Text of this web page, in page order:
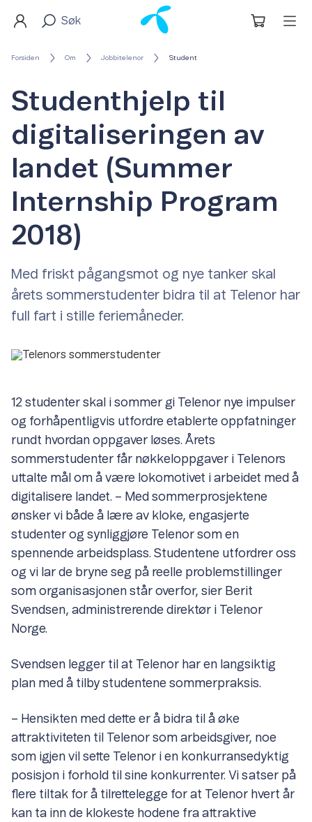
Forsiden Om Jobbitelenor Student
Studenthjelp til
digitaliseringen av
landet (Summer
Internship Program
2018)
Med friskt pågangsmot og nye tanker skal
årets sommerstudenter bidra til at Telenor har
full fart i stille feriemåneder.
12 studenter skal i sommer gi Telenor nye impulser
og forhåpentligvis utfordre etablerte oppfatninger
rundt hvordan oppgaver løses. Årets
sommerstudenter får nøkkeloppgaver i Telenors
uttalte mål om å være lokomotivet i arbeidet med å
digitalisere landet. – Med sommerprosjektene
ønsker vi både å lære av kloke, engasjerte
studenter og synliggjøre Telenor som en
spennende arbeidsplass. Studentene utfordrer oss
og vi lar de bryne seg på reelle problemstillinger
som organisasjonen står overfor, sier Berit
Svendsen, administrerende direktør i Telenor
Norge.
Svendsen legger til at Telenor har en langsiktig
plan med å tilby studentene sommerpraksis.
– Hensikten med dette er å bidra til å øke
attraktiviteten til Telenor som arbeidsgiver, noe
som igjen vil sette Telenor i en konkurransedyktig
posisjon i forhold til sine konkurrenter. Vi satser på
flere tiltak for å tilrettelegge for at Telenor hvert år
kan ta inn de klokeste hodene fra attraktive